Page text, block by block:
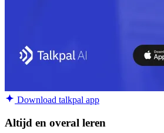
Download talkpal app
Altijd en overal leren